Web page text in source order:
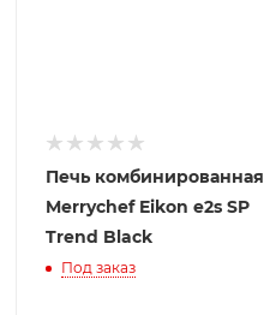
Печь комбинированная
Merrychef Eikon e2s SP
Trend Black
Под заказ